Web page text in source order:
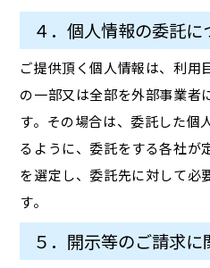
４．個人情報の委託に
ご提供頂く個人情報は、利用
の一部又は全部を外部事業者
す。その場合は、委託した個
るように、委託をする各社が
を選定し、委託先に対して必
す。
５．開示等のご請求に